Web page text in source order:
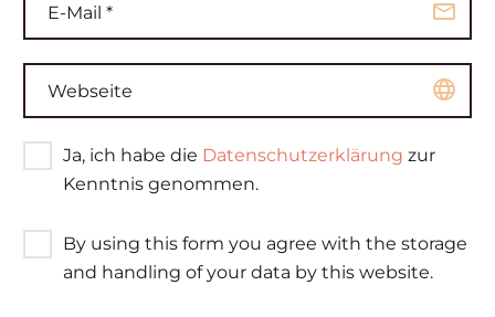
Ja, ich habe die Datenschutzerklärung zur
Kenntnis genommen.
By using this form you agree with the storage
and handling of your data by this website.